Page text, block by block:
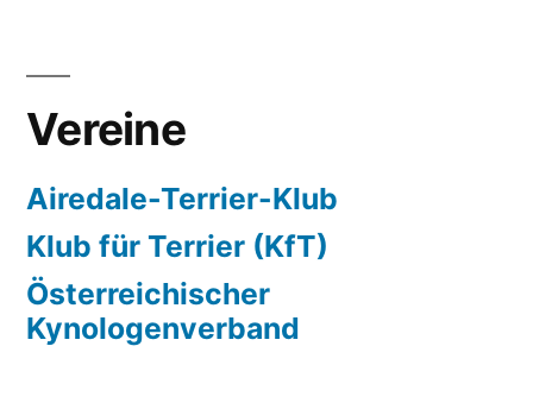
Vereine
Airedale-Terrier-Klub
Klub für Terrier (KfT)
Österreichischer
Kynologenverband